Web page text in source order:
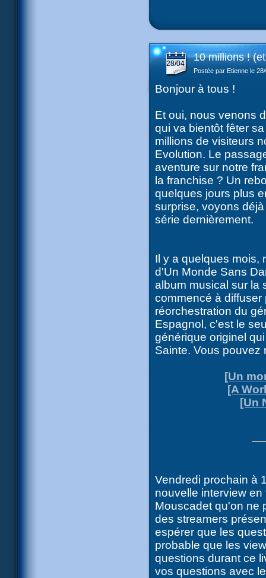
28/04
10 millions !
Postée par Etienne le
Bonjour à tous !
Et oui, nous venons
qui va bientôt fêter
millions de visiteurs
Evolution. Le
aventure sur notre
la franchise ? Un
quelques jours plus
surprise, voyons
série dernièrement.
Il y a quelques mois,
d'Un Monde Sans
album musical sur la
commencé à
réorchestration du
Espagnol, c'est le
générique originel
Sainte. Vous
[Un
[A
[Un
Vendredi prochain à
nouvelle interview
Mouscadet qu'on ne
des streamers
espérer que les
probable que les
questions durant ce
vos questions avec